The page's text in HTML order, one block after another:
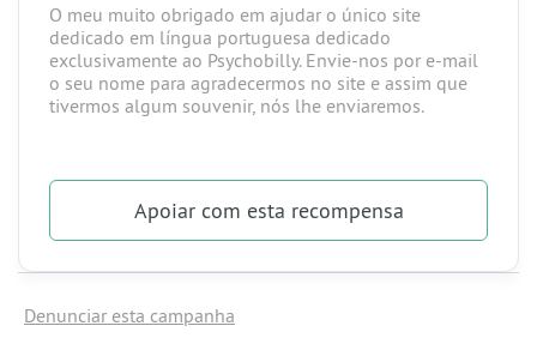
O meu muito obrigado em ajudar o único site
dedicado em língua portuguesa dedicado
exclusivamente ao Psychobilly. Envie-nos por e-mail
o seu nome para agradecermos no site e assim que
tivermos algum souvenir, nós lhe enviaremos.
Apoiarcom esta recompensa
Denunciar esta campanha